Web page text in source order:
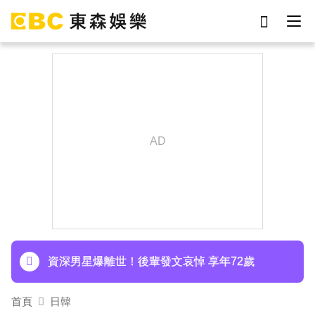
全場暴動了
資深男星爆離世！後輩發文哀悼 享年72歲
TWICE定延不續約！手寫信宣布離開JYP 簽新東
首頁 日韓